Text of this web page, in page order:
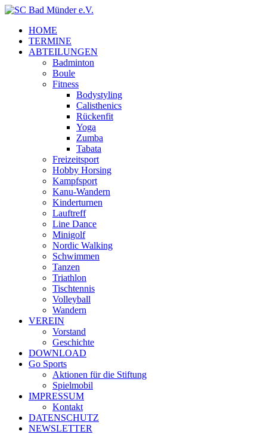
HOME
TERMINE
ABTEILUNGEN
Badminton
Boule
Fitness
Bodystyling
Calisthenics
Rückenfit
Yoga
Zumba
Tabata
Freizeitsport
Hobby Horsing
Kampfsport
Kanu-Wandern
Kinderturnen
Lauftreff
Line Dance
Minigolf
Nordic Walking
Schwimmen
Tanzen
Triathlon
Tischtennis
Volleyball
Wandern
VEREIN
Vorstand
Geschichte
DOWNLOAD
Go Sports
Aktionen für die Stiftung
Spielmobil
IMPRESSUM
Kontakt
DATENSCHUTZ
NEWSLETTER